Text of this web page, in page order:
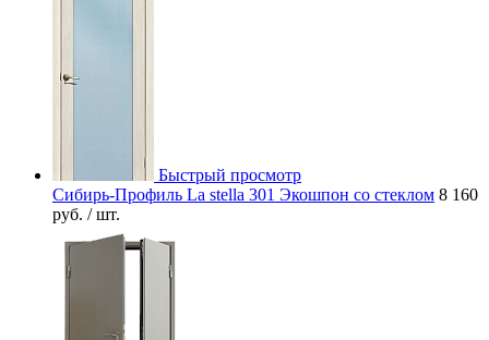
Быстрый просмотр
Сибирь-Профиль La stella 301 Экошпон со стеклом 8 160
руб. / шт.